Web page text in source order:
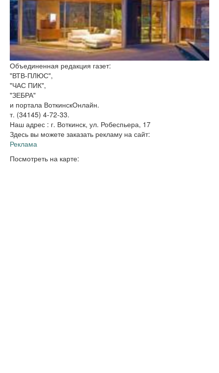
Объединенная редакция газет:
"ВТВ-ПЛЮС",
"ЧАС ПИК",
"ЗЕБРА"
и портала ВоткинскОнлайн.
т. (34145) 4-72-33.
Наш адрес : г. Воткинск, ул. Робеспьера, 17
Здесь вы можете заказать рекламу на сайт:
Реклама
Посмотреть на карте: